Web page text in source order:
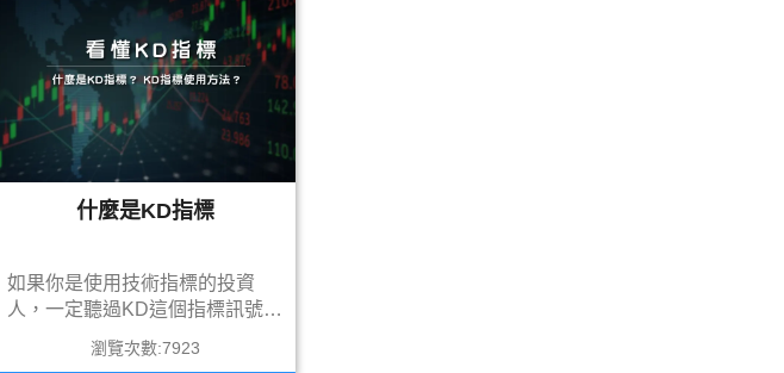
什麼是KD指標
如果你是使用技術指標的投資
人，一定聽過KD這個指標訊號，
究竟什麼是KD指標，今天就讓筆
者分享給各位投資人!!
瀏覽次數:7923